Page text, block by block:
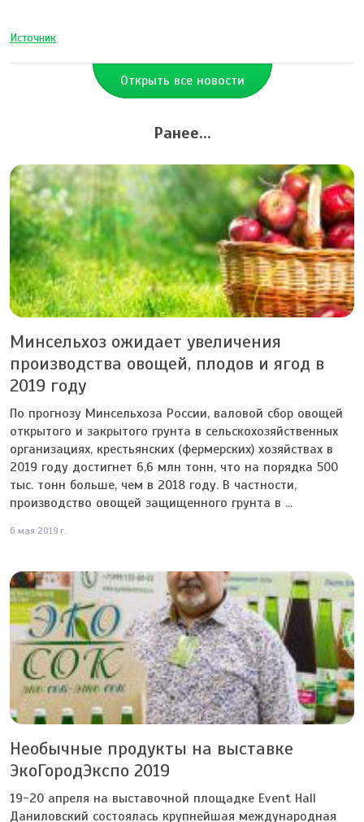
Источник
Открыть все новости
Ранее...
Минсельхоз ожидает увеличения
производства овощей, плодов и ягод в
2019 году
По прогнозу Минсельхоза России, валовой сбор овощей
открытого и закрытого грунта в сельскохозяйственных
организациях, крестьянских (фермерских) хозяйствах в
2019 году достигнет 6,6 млн тонн, что на порядка 500
тыс. тонн больше, чем в 2018 году. В частности,
производство овощей защищенного грунта в ...
6 мая 2019 г.
Необычные продукты на выставке
ЭкоГородЭкспо 2019
19-20 апреля на выставочной площадке Event Hall
Даниловский состоялась крупнейшая международная